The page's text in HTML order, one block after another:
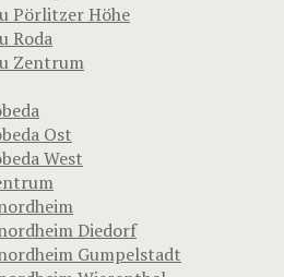
Pörlitzer Höhe
Roda
Zentrum
Ost
West
Diedorf
Gumpelstadt